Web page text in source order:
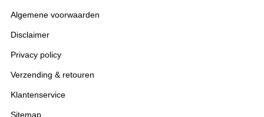
Algemene voorwaarden
Disclaimer
Privacy policy
Verzending & retouren
Klantenservice
Sitemap